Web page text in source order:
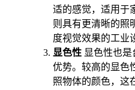
适的感觉，适用于
则具有更清晰的照
度视觉效果的工业
显色性 显色性也是
优势。较高的显色
照物体的颜色，这